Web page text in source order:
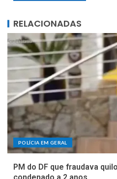
RELACIONADAS
POLÍCIA EM GERAL
PM do DF que fraudava